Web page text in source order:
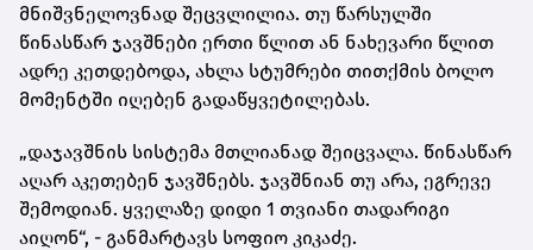
მნიშვნელოვნად შეცვლილია. თუ წარსულში
წინასწარ ჯავშნები ერთი წლით ან ნახევარი წლით
ადრე კეთდებოდა, ახლა სტუმრები თითქმის ბოლო
მომენტში იღებენ გადაწყვეტილებას.
„დაჯავშნის სისტემა მთლიანად შეიცვალა. წინასწარ
აღარ აკეთებენ ჯავშნებს. ჯავშნიან თუ არა, ეგრევე
შემოდიან. ყველაზე დიდი 1 თვიანი თადარიგი
აიღონ“, - განმარტავს სოფიო კიკაძე.